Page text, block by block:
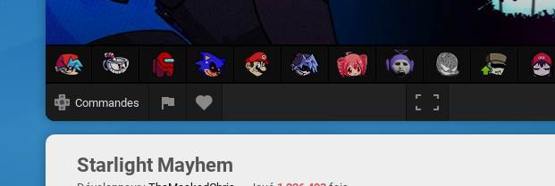
Commandes
Starlight Mayhem